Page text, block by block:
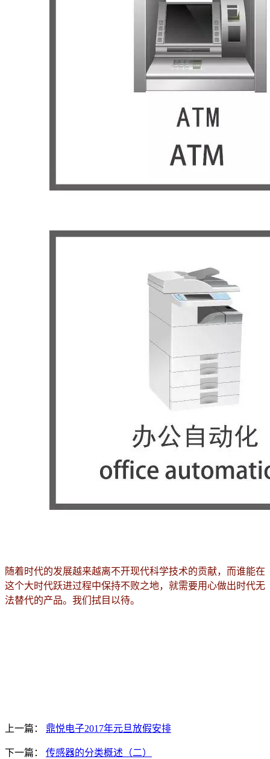
随着时代的发展越来越离不开现代科学技术的贡献，而谁能在
这个大时代跃进过程中保持不败之地，就需要用心做出时代无
法替代的产品。我们拭目以待。
上一篇： 鼎悦电子2017年元旦放假安排
下一篇： 传感器的分类概述（二）